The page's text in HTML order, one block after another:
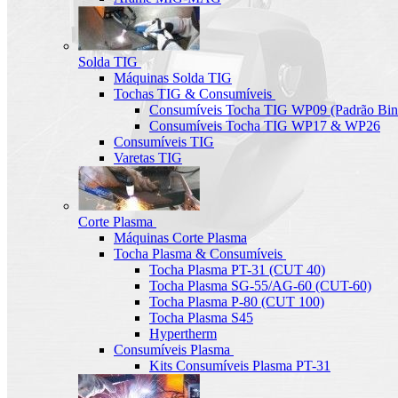
Solda TIG
Máquinas Solda TIG
Tochas TIG & Consumíveis
Consumíveis Tocha TIG WP09 (Padrão
Consumíveis Tocha TIG WP17 & WP26
Consumíveis TIG
Varetas TIG
Corte Plasma
Máquinas Corte Plasma
Tocha Plasma & Consumíveis
Tocha Plasma PT-31 (CUT 40)
Tocha Plasma SG-55/AG-60 (CUT-60)
Tocha Plasma P-80 (CUT 100)
Tocha Plasma S45
Hypertherm
Consumíveis Plasma
Kits Consumíveis Plasma PT-31